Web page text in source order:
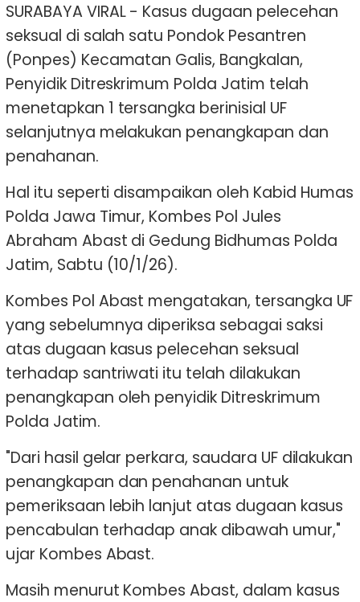
SURABAYA VIRAL - Kasus dugaan pelecehan
seksual di salah satu Pondok Pesantren
(Ponpes) Kecamatan Galis, Bangkalan,
Penyidik Ditreskrimum Polda Jatim telah
menetapkan 1 tersangka berinisial UF
selanjutnya melakukan penangkapan dan
penahanan.
Hal itu seperti disampaikan oleh Kabid Humas
Polda Jawa Timur, Kombes Pol Jules
Abraham Abast di Gedung Bidhumas Polda
Jatim, Sabtu (10/1/26).
Kombes Pol Abast mengatakan, tersangka UF
yang sebelumnya diperiksa sebagai saksi
atas dugaan kasus pelecehan seksual
terhadap santriwati itu telah dilakukan
penangkapan oleh penyidik Ditreskrimum
Polda Jatim.
"Dari hasil gelar perkara, saudara UF dilakukan
penangkapan dan penahanan untuk
pemeriksaan lebih lanjut atas dugaan kasus
pencabulan terhadap anak dibawah umur,"
ujar Kombes Abast.
Masih menurut Kombes Abast, dalam kasus